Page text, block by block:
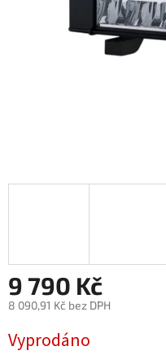
9 790 Kč
8 090,91 Kč bez DPH
cena:
Vyprodáno